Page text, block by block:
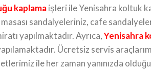
kaplamaişleri ile Yenisahra koltuk
sandalyeleriniz, cafe
yapılmaktadır. Ayrıca,Yenisahra
Ücretsiz servis
ile her zaman yanınızda